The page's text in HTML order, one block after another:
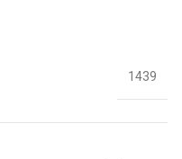
kg,
mēneši +)
1439